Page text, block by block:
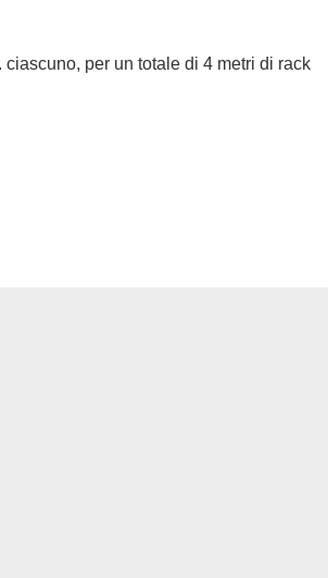
per un totale di 4 metri di rack